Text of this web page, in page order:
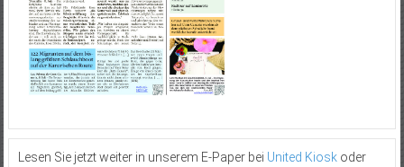
Lesen Sie jetzt weiter in unserem E-Paper bei United Kioskoder